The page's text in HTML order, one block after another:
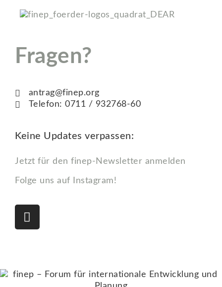
Fragen?
antrag@finep.org
Telefon: 0711 / 932768-60
Keine Updates verpassen:
Jetzt für den finep-Newsletter anmelden
Folge uns auf Instagram!